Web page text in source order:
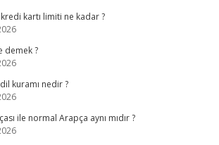
kartı limiti ne kadar ?
demek ?
kuramı nedir ?
ile normal Arapça aynı mıdır ?